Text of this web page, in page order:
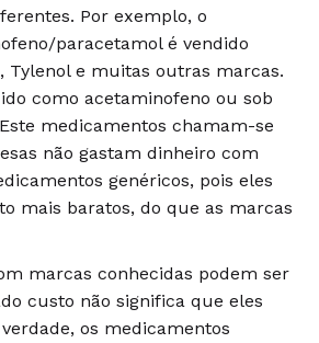
Por exemplo, o
paracetamol é vendido
Tylenol e muitas outras marcas.
como acetaminofeno ou sob
medicamentos chamam-se
não gastam dinheiro com
genéricos, pois eles
mais baratos, do que as marcas
marcas conhecidas podem ser
custo não significa que eles
os medicamentos